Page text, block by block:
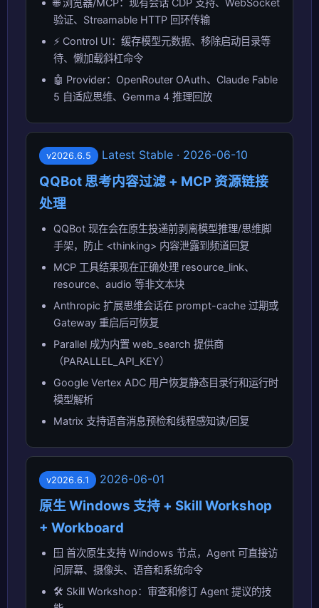
🌐 浏览器/MCP：现有会话 CDP 支持、WebSocket
验证、Streamable HTTP 回环传输
⚡ Control UI：缓存模型元数据、移除启动目录等
待、懒加载斜杠命令
🤖 Provider：OpenRouter OAuth、Claude Fable
5 自适应思维、Gemma 4 推理回放
v2026.6.5 Latest Stable · 2026-06-10
QQBot 思考内容过滤 + MCP 资源链接
处理
QQBot 现在会在原生投递前剥离模型推理/思维脚
手架，防止 <thinking> 内容泄露到频道回复
MCP 工具结果现在正确处理 resource_link、
resource、audio 等非文本块
Anthropic 扩展思维会话在 prompt-cache 过期或
Gateway 重启后可恢复
Parallel 成为内置 web_search 提供商
（PARALLEL_API_KEY）
Google Vertex ADC 用户恢复静态目录行和运行时
模型解析
Matrix 支持语音消息预检和线程感知读/回复
v2026.6.1 2026-06-01
原生 Windows 支持 + Skill Workshop
+ Workboard
🪟 首次原生支持 Windows 节点，Agent 可直接访
问屏幕、摄像头、语音和系统命令
🛠️ Skill Workshop：审查和修订 Agent 提议的技